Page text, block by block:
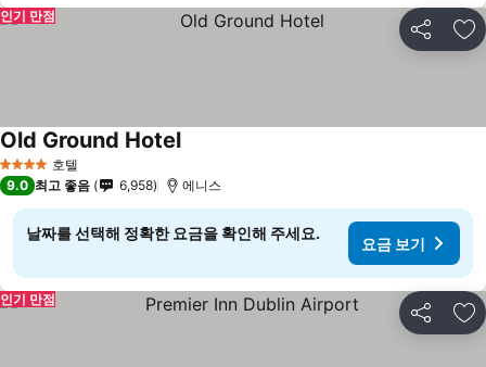
공유 즐
인기 만점
4 성급 호텔
Old Ground Hotel
9.0 최고 좋음 6,958 에니스
날짜를 선택해 정확한 요금을 확인해 주세요.
요금 보기
공유 즐
인기 만점